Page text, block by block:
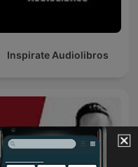
Inspirate Audiolibros